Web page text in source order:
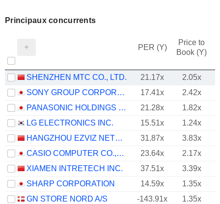
Principaux concurrents
PER (Y)
Price to
Book (Y)
SHENZHEN MTC CO., LTD. 21.17x
2.05x
SONY GROUP CORPORATION
17.41x
2.42x
PANASONIC HOLDINGS CORPORATION
21.28x
1.82x
LG ELECTRONICS INC.
15.51x
1.24x
HANGZHOU EZVIZ NETWORK CO., LTD.
31.87x
3.83x
CASIO COMPUTER CO.,LTD.
23.64x
2.17x
XIAMEN INTRETECH INC.
37.51x
3.39x
SHARP CORPORATION
14.59x
1.35x
GN STORE NORD A/S
-143.91x
1.35x